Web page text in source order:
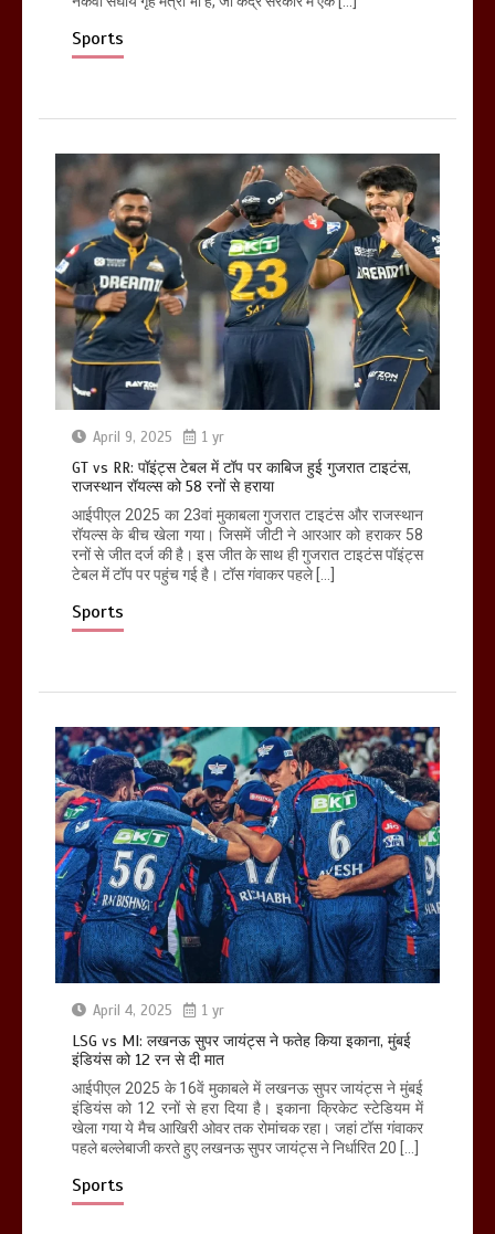
Sports
April 9, 2025 1 yr
GT vs RR: पॉइंट्स टेबल में टॉप पर काबिज हुई गुजरात टाइटंस,
राजस्थान रॉयल्स को 58 रनों से हराया
आईपीएल 2025 का 23वां मुकाबला गुजरात टाइटंस और राजस्थान
रॉयल्स के बीच खेला गया। जिसमें जीटी ने आरआर को हराकर 58
रनों से जीत दर्ज की है। इस जीत के साथ ही गुजरात टाइटंस पॉइंट्स
टेबल में टॉप पर पहुंच गई है। टॉस गंवाकर पहले […]
Sports
April 4, 2025 1 yr
LSG vs MI: लखनऊ सुपर जायंट्स ने फतेह किया इकाना, मुंबई
इंडियंस को 12 रन से दी मात
आईपीएल 2025 के 16वें मुकाबले में लखनऊ सुपर जायंट्स ने मुंबई
इंडियंस को 12 रनों से हरा दिया है। इकाना क्रिकेट स्टेडियम में
खेला गया ये मैच आखिरी ओवर तक रोमांचक रहा। जहां टॉस गंवाकर
पहले बल्लेबाजी करते हुए लखनऊ सुपर जायंट्स ने निर्धारित 20 […]
Sports